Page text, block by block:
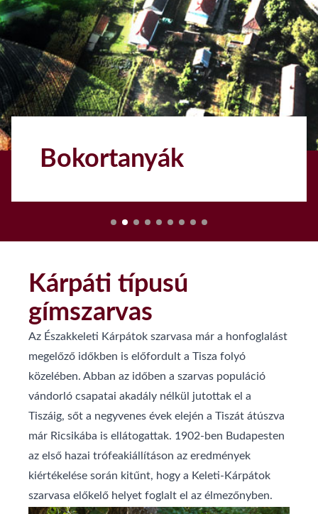
Szatmári szilvalekvár
Kárpáti típusú
gímszarvas
Az Északkeleti Kárpátok szarvasa már a honfoglalást
megelőző időkben is előfordult a Tisza folyó
közelében. Abban az időben a szarvas populáció
vándorló csapatai akadály nélkül jutottak el a
Tiszáig, sőt a negyvenes évek elején a Tiszát átúszva
már Ricsikába is ellátogattak. 1902-ben Budapesten
az első hazai trófeakiállításon az eredmények
kiértékelése során kitűnt, hogy a Keleti-Kárpátok
szarvasa előkelő helyet foglalt el az élmezőnyben.